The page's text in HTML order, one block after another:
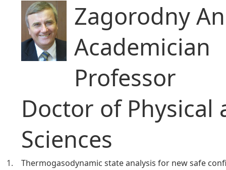
Zagorodny
Academician
Professor
Doctor of
Sciences
1. Thermogasodynamic state analysis for new safe